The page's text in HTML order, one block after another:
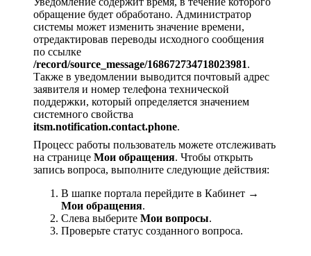
обращение будет обработано. Администратор
системы может изменить значение времени,
отредактировав переводы исходного сообщения
по ссылке
/record/source_message/168672734718023981.
Также в уведомлении выводится почтовый адрес
заявителя и номер телефона технической
поддержки, который определяется значением
системного свойства
itsm.notification.contact.phone.
Процесс работы пользователь можете отслеживать
на странице Мои обращения. Чтобы открыть
запись вопроса, выполните следующие действия:
В шапке портала перейдите в Кабинет →
Мои обращения.
Слева выберите Мои вопросы.
Проверьте статус созданного вопроса.